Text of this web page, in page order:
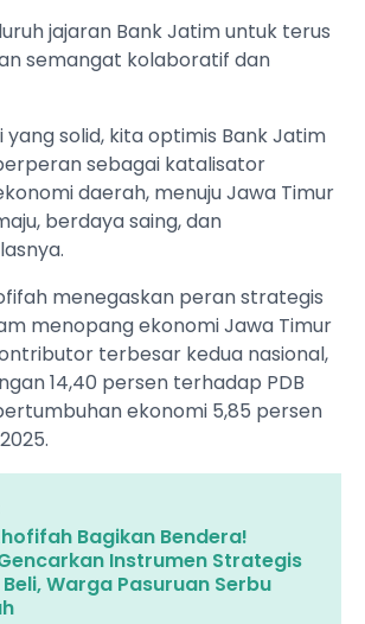
jajaran Bank Jatim untuk terus
semangat kolaboratif dan
yang solid, kita optimis Bank Jatim
sebagai katalisator
daerah, menuju Jawa Timur
berdaya saing, dan
menegaskan peran strategis
menopang ekonomi Jawa Timur
terbesar kedua nasional,
14,40 persen terhadap PDB
ekonomi 5,85 persen
Bagikan Bendera!
Instrumen Strategis
Warga Pasuruan Serbu